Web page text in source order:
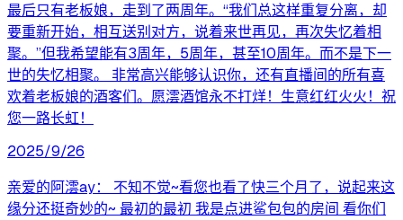
最后只有老板娘，走到了两周年。“我们总这样重复分离，却
要重新开始，相互送别对方，说着来世再见，再次失忆着相
聚。”但我希望能有3周年，5周年，甚至10周年。而不是下一
世的失忆相聚。 非常高兴能够认识你，还有直播间的所有喜
欢着老板娘的酒客们。愿澐酒馆永不打烊！生意红红火火！祝
您一路长虹！
2025/9/26
亲爱的阿澐ay： 不知不觉~看您也看了快三个月了，说起来这
缘分还挺奇妙的~ 最初的最初 我是点进鲨包包的房间 看你们